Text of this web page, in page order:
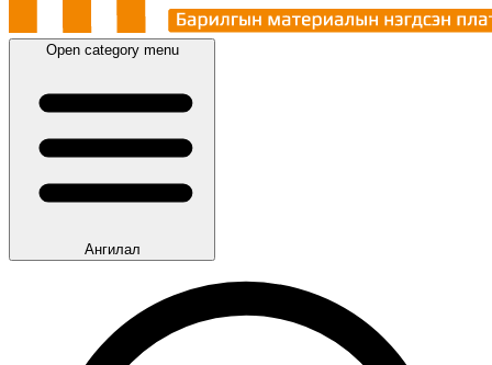
Open category menu
Ангилал